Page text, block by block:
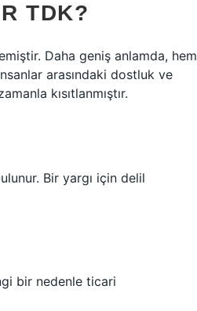
TDK?
Daha geniş anlamda, hem
arasındaki dostluk ve
kısıtlanmıştır.
Bir yargı için delil
bir nedenle ticari